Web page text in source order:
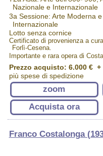
Nazionale e Internazionale
3a Sessione: Arte Moderna
Internazionale
Lotto senza cornice
Certificato di provenienza a
Forlì-Cesena.
Importante e rara opera di
Prezzo acquisto: 6.000 €+
più spese di spedizione
zoom
Acquista ora
Franco Costalonga